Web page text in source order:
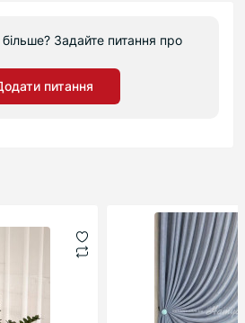
Задайте питання про
питання